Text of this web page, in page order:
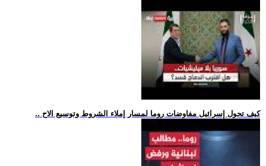
.. كيف تحول إسرائيل مفاوضات روما لمسار إملاء الشروط وتوسيع الاح